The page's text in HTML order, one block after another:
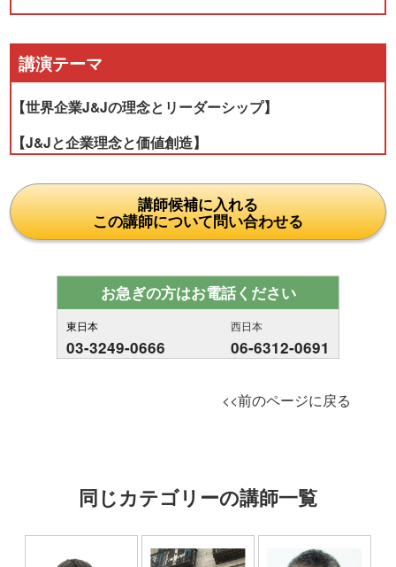
講演テーマ
【世界企業J&Jの理念とリーダーシップ】
【J&Jと企業理念と価値創造】
講師候補に入れる
この講師について問い合わせる
お急ぎの方はお電話ください
東日本
03-3249-0666
西日本
06-6312-0691
<<前のページに戻る
同じカテゴリーの講師一覧